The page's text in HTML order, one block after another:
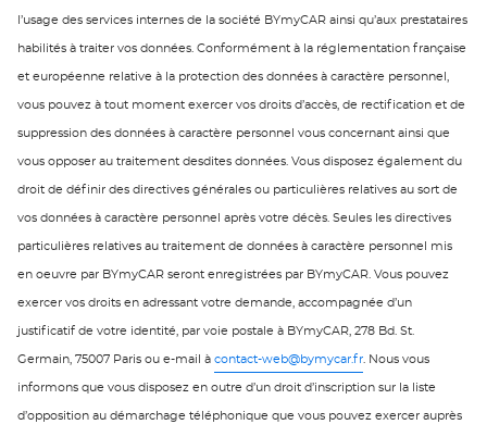
l’usage des services internes de la société BYmyCAR ainsi qu’aux prestataires
habilités à traiter vos données. Conformément à la réglementation française
et européenne relative à la protection des données à caractère personnel,
vous pouvez à tout moment exercer vos droits d’accès, de rectification et de
suppression des données à caractère personnel vous concernant ainsi que
vous opposer au traitement desdites données. Vous disposez également du
droit de définir des directives générales ou particulières relatives au sort de
vos données à caractère personnel après votre décès. Seules les directives
particulières relatives au traitement de données à caractère personnel mis
en oeuvre par BYmyCAR seront enregistrées par BYmyCAR. Vous pouvez
exercer vos droits en adressant votre demande, accompagnée d’un
justificatif de votre identité, par voie postale à BYmyCAR, 278 Bd. St.
Germain, 75007 Paris ou e-mail à contact-web@bymycar.fr. Nous vous
informons que vous disposez en outre d’un droit d’inscription sur la liste
d’opposition au démarchage téléphonique que vous pouvez exercer auprès